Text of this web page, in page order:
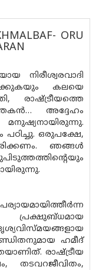
ORU
നിരീശ്വരവാദി
കലയെ
രാഷ്ട്രീയത്തെ
അദ്ദേഹം
പഠിച്ചു. ഒരുപക്ഷേ,
ഞങ്ങള്‍
ഹമീദ്
രാഷ്ട്രീയ
തടവറജീവിതം,